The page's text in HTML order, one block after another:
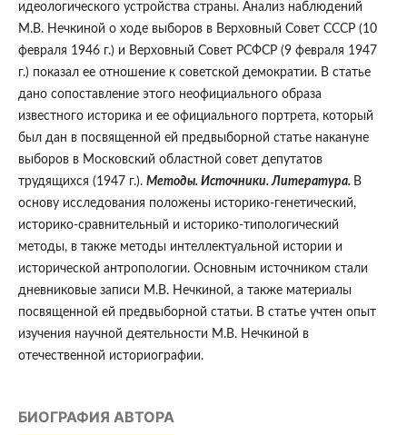
идеологического устройства страны. Анализ наблюдений
М.В. Нечкиной о ходе выборов в Верховный Совет СССР (10
февраля 1946 г.) и Верховный Совет РСФСР (9 февраля 1947
г.) показал ее отношение к советской демократии. В статье
дано сопоставление этого неофициального образа
известного историка и ее официального портрета, который
был дан в посвященной ей предвыборной статье накануне
выборов в Московский областной совет депутатов
трудящихся (1947 г.). Методы. Источники. Литература. В
основу исследования положены историко-генетический,
историко-сравнительный и историко-типологический
методы, в также методы интеллектуальной истории и
исторической антропологии. Основным источником стали
дневниковые записи М.В. Нечкиной, а также материалы
посвященной ей предвыборной статьи. В статье учтен опыт
изучения научной деятельности М.В. Нечкиной в
отечественной историографии.
БИОГРАФИЯ АВТОРА